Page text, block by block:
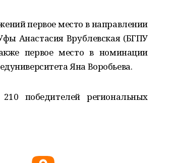
первое место в направлении
Анастасия Врублевская (БГПУ
первое место в номинации
Яна Воробьева.
победителей региональных